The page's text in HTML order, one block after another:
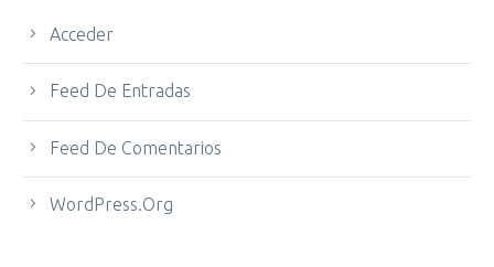
Acceder
Feed De Entradas
Feed De Comentarios
WordPress.org